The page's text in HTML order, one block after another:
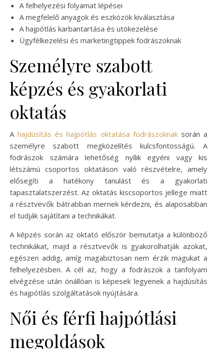
A felhelyezési folyamat lépései
A megfelelő anyagok és eszközök kiválasztása
A hajpótlás karbantartása és utókezelése
Ügyfélkezelési és marketingtippek fodrászoknak
Személyre szabott
képzés és gyakorlati
oktatás
Ahajdúsítás és hajpótlás oktatása fodrászoknaksorán a
személyre szabott megközelítés kulcsfontosságú. A
fodrászok számára lehetőség nyílik egyéni vagy kis
létszámú csoportos oktatáson való részvételre, amely
elősegíti a hatékony tanulást és a gyakorlati
tapasztalatszerzést. Az oktatás kiscsoportos jellege miatt
a résztvevők bátrabban mernek kérdezni, és alaposabban
el tudják sajátítani a technikákat.
A képzés során az oktató először bemutatja a különböző
technikákat, majd a résztvevők is gyakorolhatják azokat,
egészen addig, amíg magabiztosan nem érzik magukat a
felhelyezésben. A cél az, hogy a fodrászok a tanfolyam
elvégzése után önállóan is képesek legyenek a hajdúsítás
és hajpótlás szolgáltatások nyújtására.
Női és férfi hajpótlási
megoldások